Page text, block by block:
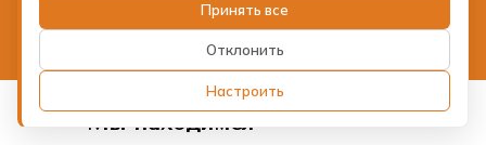
Записаться на прием
Мы находимся
Принять все
Отклонить
Настроить